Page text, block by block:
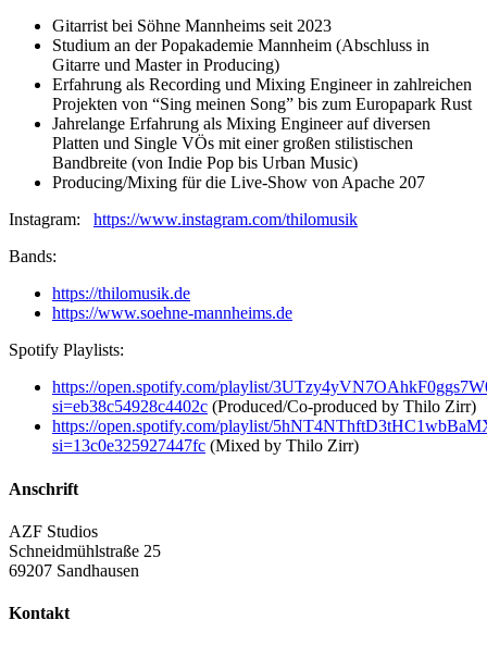
Gitarrist bei Söhne Mannheims seit 2023
Studium an der Popakademie Mannheim (Abschluss in
Gitarre und Master in Producing)
Erfahrung als Recording und Mixing Engineer in zahlreichen
Projekten von “Sing meinen Song” bis zum Europapark Rust
Jahrelange Erfahrung als Mixing Engineer auf diversen
Platten und Single VÖs mit einer großen stilistischen
Bandbreite (von Indie Pop bis Urban Music)
Producing/Mixing für die Live-Show von Apache 207
Instagram: https://www.instagram.com/thilomusik
Bands:
https://thilomusik.de
https://www.soehne-mannheims.de
Spotify Playlists:
https://open.spotify.com/playlist/
si=eb38c54928c4402c (Produced/Co-produced by Thilo Zirr)
https://open.spotify.com/playlist/
si=13c0e325927447fc (Mixed by Thilo Zirr)
Anschrift
AZF Studios
Schneidmühlstraße 25
69207 Sandhausen
Kontakt